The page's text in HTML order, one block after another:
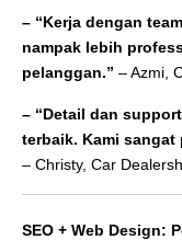
– “Kerja dengan
nampak lebih
pelanggan.” – Azmi,
– “Detail dan
terbaik. Kami sangat
– Christy, Car
SEO + Web Design: